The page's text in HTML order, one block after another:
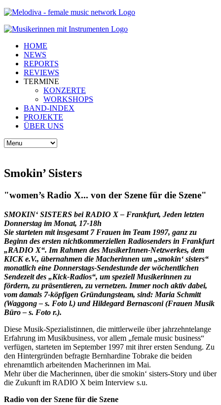
HOME
NEWS
REPORTS
REVIEWS
TERMINE
KONZERTE
WORKSHOPS
BAND-INDEX
PROJEKTE
ÜBER UNS
Smokin’ Sisters
"women’s Radio X... von der Szene für die Szene"
SMOKIN‘ SISTERS bei RADIO X – Frankfurt, Jeden letzten
Donnerstag im Monat, 17-18h
Sie starteten mit insgesamt 7 Frauen im Team 1997, ganz zu
Beginn des ersten nichtkommerziellen Radiosenders in Frankfurt
„RADIO X“. Im Rahmen des MusikerInnen-Netzwerkes, dem
KICK e.V., übernahmen die Macherinnen um „smokin‘ sisters“
monatlich eine Donnerstags-Sendestunde der wöchentlichen
Sendezeit des „Kick-Radios“, um speziell Musikerinnen zu
fördern, zu präsentieren, zu vernetzen. Immer noch aktiv dabei,
vom damals 7-köpfigen Gründungsteam, sind: Maria Schmitt
(Waggong – s. Foto l.) und Hildegard Bernasconi (Frauen Musik
Büro – s. Foto r.).
Diese Musik-Spezialistinnen, die mittlerweile über jahrzehntelange
Erfahrung im Musikbusiness, vor allem „female music business“
verfügen, starteten im September 1997 mit ihrer ersten Sendung. Zu
den Hintergründen befragte Bernhardine Tobrake die beiden
ehrenamtlich arbeitenden Macherinnen im Mai.
Mehr über die Macherinnen, über die smokin‘ sisters-Story und über
die Zukunft im RADIO X beim Interview s.u.
Radio von der Szene für die Szene